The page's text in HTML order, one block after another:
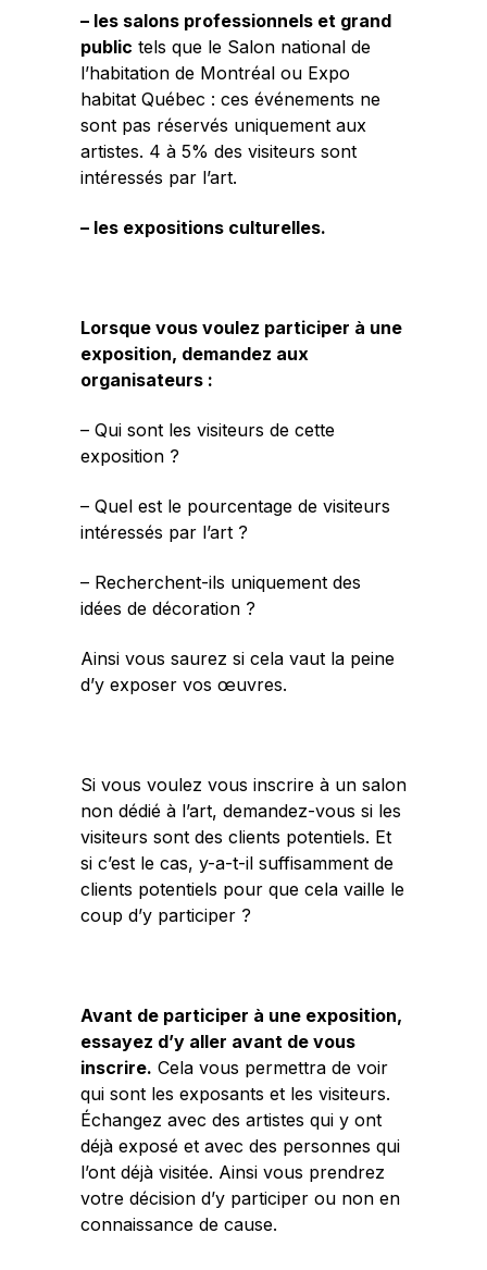
– les salons professionnels et grand
public tels que le Salon national de
l’habitation de Montréal ou Expo
habitat Québec : ces événements ne
sont pas réservés uniquement aux
artistes. 4 à 5% des visiteurs sont
intéressés par l’art.
– les expositions culturelles.
Lorsque vous voulez participer à une
exposition, demandez aux
organisateurs :
– Qui sont les visiteurs de cette
exposition ?
– Quel est le pourcentage de visiteurs
intéressés par l’art ?
– Recherchent-ils uniquement des
idées de décoration ?
Ainsi vous saurez si cela vaut la peine
d’y exposer vos œuvres.
Si vous voulez vous inscrire à un salon
non dédié à l’art, demandez-vous si les
visiteurs sont des clients potentiels. Et
si c’est le cas, y-a-t-il suffisamment de
clients potentiels pour que cela vaille le
coup d’y participer ?
Avant de participer à une exposition,
essayez d’y aller avant de vous
inscrire. Cela vous permettra de voir
qui sont les exposants et les visiteurs.
Échangez avec des artistes qui y ont
déjà exposé et avec des personnes qui
l’ont déjà visitée. Ainsi vous prendrez
votre décision d’y participer ou non en
connaissance de cause.